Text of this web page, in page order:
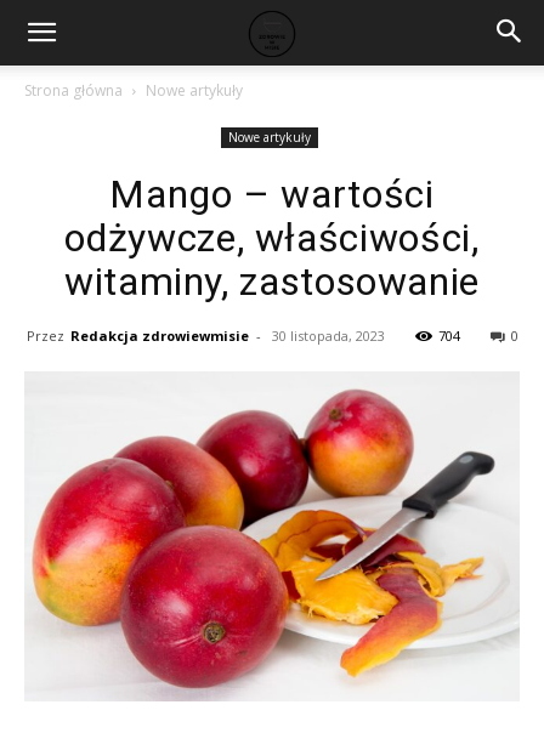
Strona główna Nowe artykuły
Nowe artykuły
Mango – wartości
odżywcze, właściwości,
witaminy, zastosowanie
Przez Redakcja zdrowiewmisie - 30 listopada, 2023 704 0